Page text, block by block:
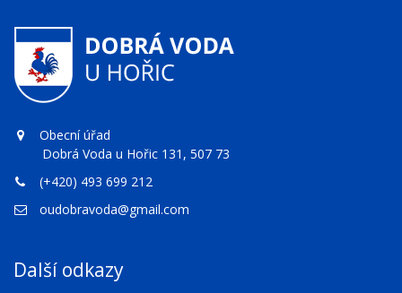
Obecní úřad
Dobrá Voda u Hořic 131, 507 73
(+420) 493 699 212
oudobravoda@gmail.com
Další odkazy